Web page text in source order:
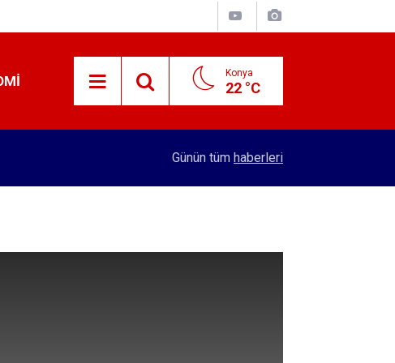
Konya
22 °C
Konyalı patron 70 bin TL maaşla personel
Günün tüm haberleri